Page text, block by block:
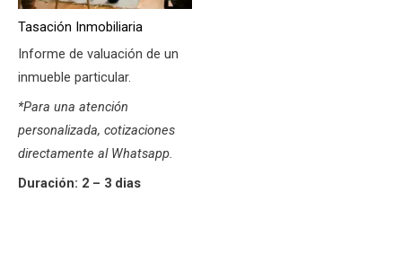
Tasación Inmobiliaria
Informe de valuación de un
inmueble particular.
*Para una atención
personalizada, cotizaciones
directamente al Whatsapp.
Duración: 2 – 3 dias